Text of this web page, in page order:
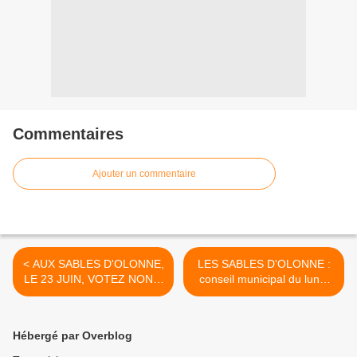
Commentaires
Ajouter un commentaire
< AUX SABLES D'OLONNE,
LE 23 JUIN, VOTEZ NON À
LA FERMETURE DE LA
LES SABLES D'OLONNE :
conseil municipal du lundi
20 mai 2019 >
Hébergé par Overblog